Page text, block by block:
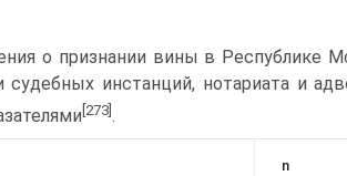
о признании вины в Республике
судебных инстанций, нотариата и
[273] .
n